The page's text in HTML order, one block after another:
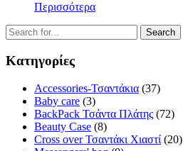
Περισσότερα
Κατηγορίες
Accessories-Τσαντάκια (37)
Baby care (3)
BackPack Τσάντα Πλάτης (72)
Beauty Case (8)
Cross over Τσαντάκι Χιαστί (20)